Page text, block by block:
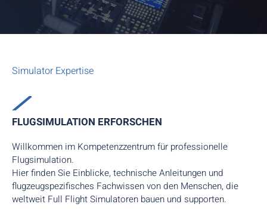
Simulator Expertise
FLUGSIMULATION ERFORSCHEN
Willkommen im Kompetenzzentrum für professionelle
Flugsimulation.
Hier finden Sie Einblicke, technische Anleitungen und
flugzeugspezifisches Fachwissen von den Menschen, die
weltweit Full Flight Simulatoren bauen und supporten.